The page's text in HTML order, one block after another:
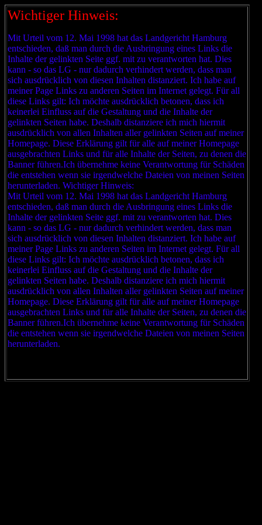
Wichtiger Hinweis:
Mit Urteil vom 12. Mai 1998 hat das Landgericht Hamburg
entschieden, daß man durch die Ausbringung eines Links die
Inhalte der gelinkten Seite ggf. mit zu verantworten hat. Dies
kann - so das LG - nur dadurch verhindert werden, dass man
sich ausdrücklich von diesen Inhalten distanziert. Ich habe auf
meiner Page Links zu anderen Seiten im Internet gelegt. Für all
diese Links gilt: Ich möchte ausdrücklich betonen, dass ich
keinerlei Einfluss auf die Gestaltung und die Inhalte der
gelinkten Seiten habe. Deshalb distanziere ich mich hiermit
ausdrücklich von allen Inhalten aller gelinkten Seiten auf meiner
Homepage. Diese Erklärung gilt für alle auf meiner Homepage
ausgebrachten Links und für alle Inhalte der Seiten, zu denen die
Banner führen.Ich übernehme keine Verantwortung für Schäden
die entstehen wenn sie irgendwelche Dateien von meinen Seiten
herunterladen. Wichtiger Hinweis:
Mit Urteil vom 12. Mai 1998 hat das Landgericht Hamburg
entschieden, daß man durch die Ausbringung eines Links die
Inhalte der gelinkten Seite ggf. mit zu verantworten hat. Dies
kann - so das LG - nur dadurch verhindert werden, dass man
sich ausdrücklich von diesen Inhalten distanziert. Ich habe auf
meiner Page Links zu anderen Seiten im Internet gelegt. Für all
diese Links gilt: Ich möchte ausdrücklich betonen, dass ich
keinerlei Einfluss auf die Gestaltung und die Inhalte der
gelinkten Seiten habe. Deshalb distanziere ich mich hiermit
ausdrücklich von allen Inhalten aller gelinkten Seiten auf meiner
Homepage. Diese Erklärung gilt für alle auf meiner Homepage
ausgebrachten Links und für alle Inhalte der Seiten, zu denen die
Banner führen.Ich übernehme keine Verantwortung für Schäden
die entstehen wenn sie irgendwelche Dateien von meinen Seiten
herunterladen.